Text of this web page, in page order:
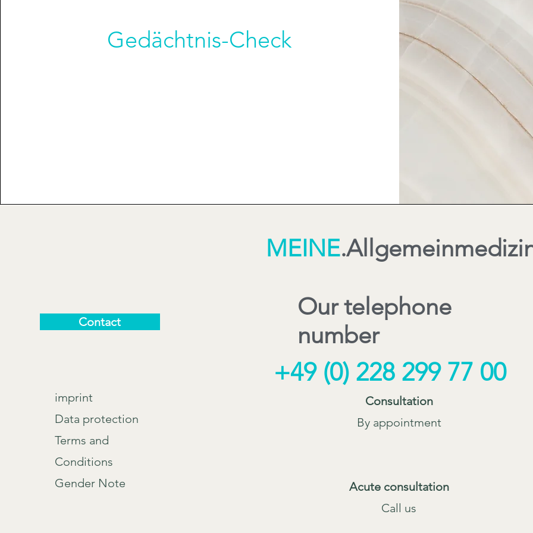
Gedächtnis-Check
Contact
imprint
Data protection
Terms and
Conditions
Gender Note
MEINE
Our telephone
number
+49 (0) 228 299 77 00
Consultation
By appointment
Acute consultation
Call us